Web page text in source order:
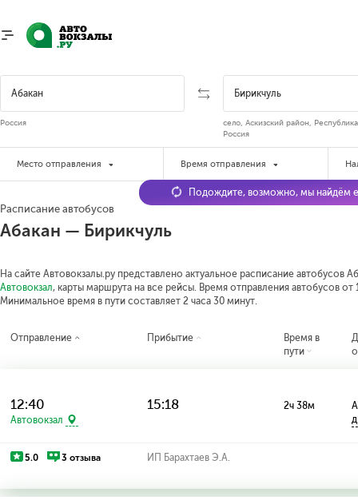
Россия
село, Аскизский район,
Россия
Место отправления Время отправления
Расписание автобусов
Абакан — Бирикчуль
На сайте Автовокзалы.ру представлено актуальное расписание автобусов
Автовокзал, карты маршрута на все рейсы. Время отправления автобусов от
Минимальное время в пути составляет 2 часа 30 минут.
Подождите, возможно, мы найдём
Отправление Прибытие
Время в
пути
12:40
Автовокзал
15:18 2ч 38м
5.0 3 отзыва ИП Барахтаев Э.А.